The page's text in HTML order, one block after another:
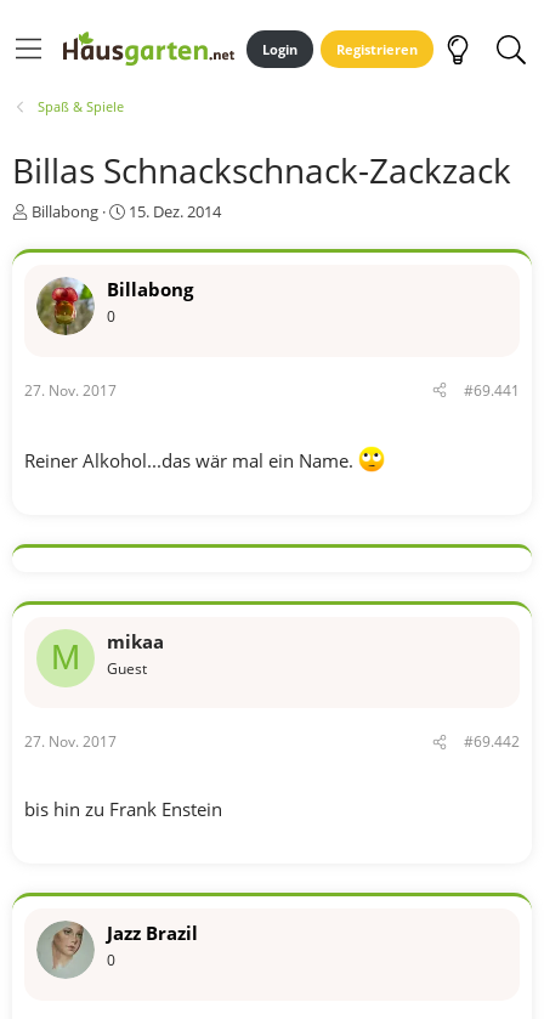
Login Registrieren
Spaß & Spiele
Billas Schnackschnack-Zackzack
E
s
e
r
Billabong
E
s
e
15. Dez. 2014
Billabong
0
27. Nov. 2017 #69.441
Reiner Alkohol...das wär mal ein Name.
M mikaa
Guest
27. Nov. 2017 #69.442
bis hin zu Frank Enstein
Jazz Brazil
0